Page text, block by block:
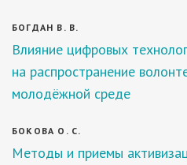
БОГДАН В. В.
Влияние цифровых
на распространение
молодёжной среде
БОКОВА О. С.
Методы и приемы